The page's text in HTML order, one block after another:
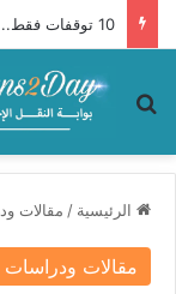
بحث عن
الرئيسية / مقالات
مقالات ودراسات